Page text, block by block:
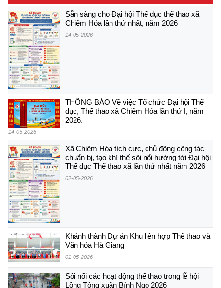
Sẵn sàng cho Đại hội Thể dục thể thao xã
Chiêm Hóa lần thứ nhất, năm 2026
14-05-2026
THÔNG BÁO Về việc Tổ chức Đại hội Thể
dục, Thể thao xã Chiêm Hóa lần thứ I, năm
2026.
14-05-2026
Xã Chiêm Hóa tích cực, chủ động công tác
chuẩn bị, tạo khí thế sôi nổi hướng tới Đại hội
Thể dục Thể thao xã lần thứ nhất năm 2026
02-05-2026
Khánh thành Dự án Khu liên hợp Thể thao và
Văn hóa Hà Giang
01-05-2026
Sôi nổi các hoạt động thể thao trong lễ hội
Lồng Tông xuân Bính Ngọ 2026